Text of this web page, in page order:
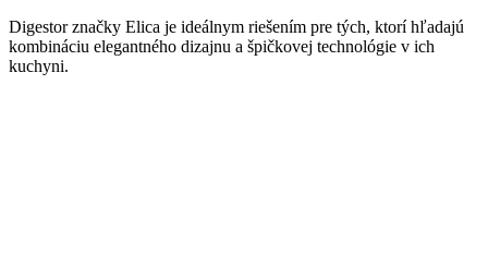
Digestor značky Elica je ideálnym riešením pre tých, ktorí hľadajú
kombináciu elegantného dizajnu a špičkovej technológie v ich
kuchyni.